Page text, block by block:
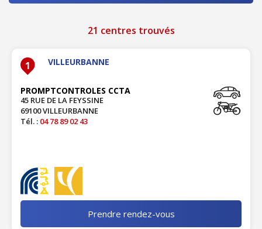
21 centres trouvés
1 VILLEURBANNE
PROMPTCONTROLES CCTA
45 RUE DE LA FEYSSINE
69100 VILLEURBANNE
Tél. : 04 78 89 02 43
Prendre rendez-vous